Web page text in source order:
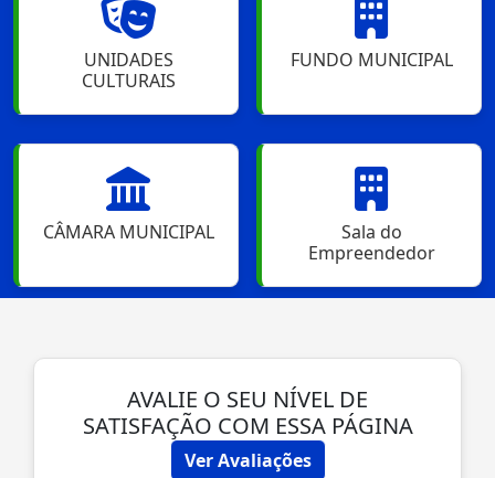
UNIDADES
CULTURAIS
FUNDO MUNICIPAL
CÂMARA MUNICIPAL
Sala do
Empreendedor
SATISFAÇÃO COM ESSA PÁGINA
Ver Avaliações